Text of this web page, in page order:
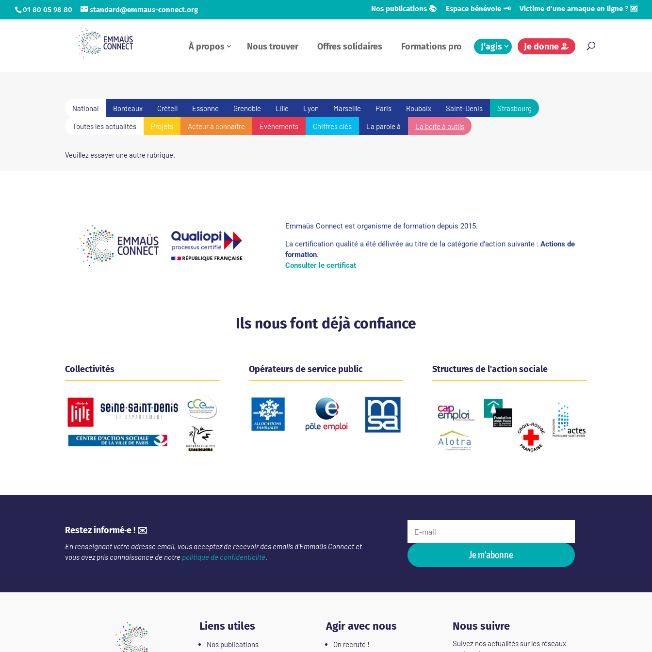
01 80 05 98 80 standard@emmaus-connect.org Nos publications 📚 Espace bénévole 🗝️ Victime d’une arnaque en ligne ? 🆘
À propos Nous trouver Offres solidaires Formations pro J’agis Je donne
National Bordeaux Créteil Essonne Grenoble Lille Lyon Marseille Paris Roubaix Saint-Denis Strasbourg
Toutes les actualités Projets Acteur à connaître Événements Chiffres clés La parole à La boîte à outils
Veuillez essayer une autre rubrique.
Emmaüs Connect est organisme de formation depuis 2015.
La certification qualité a été délivrée au titre de la catégorie d’action suivante :Actions de
formation.
Consulter le certificat
Ils nous font déjà confiance
Collectivités Opérateurs de service public Structures de l'action sociale
Restez informé·e ! ✉️
En renseignant votre adresse email, vous acceptez de recevoir des emails d’Emmaüs Connect et
vous avez pris connaissance de notre politique de confidentialité. Je m'abonne
Liens utiles
Nos publications
Agir avec nous
On recrute !
Nous suivre
Suivez nos actualités sur les réseaux